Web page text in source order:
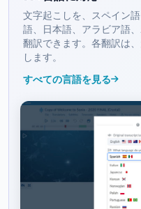
文字起こしを、スペイン
語、日本語、アラビア語
翻訳できます。各翻訳は
します。
すべての言語を見る